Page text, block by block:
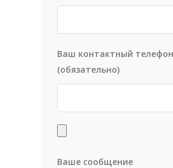
Ваш контактный телефон
(обязательно)
Ваше сообщение